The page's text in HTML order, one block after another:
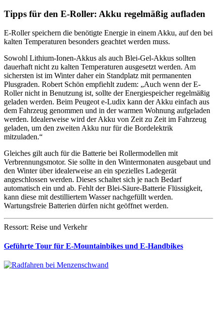
Tipps für den E-Roller: Akku regelmäßig aufladen
E-Roller speichern die benötigte Energie in einem Akku, auf den bei
kalten Temperaturen besonders geachtet werden muss.
Sowohl Lithium-Ionen-Akkus als auch Blei-Gel-Akkus sollten
dauerhaft nicht zu kalten Temperaturen ausgesetzt werden. Am
sichersten ist im Winter daher ein Standplatz mit permanenten
Plusgraden. Robert Schön empfiehlt zudem: „Auch wenn der E-
Roller nicht in Benutzung ist, sollte der Energiespeicher regelmäßig
geladen werden. Beim Peugeot e-Ludix kann der Akku einfach aus
dem Fahrzeug genommen und in der warmen Wohnung aufgeladen
werden. Idealerweise wird der Akku von Zeit zu Zeit im Fahrzeug
geladen, um den zweiten Akku nur für die Bordelektrik
mitzuladen.“
Gleiches gilt auch für die Batterie bei Rollermodellen mit
Verbrennungsmotor. Sie sollte in den Wintermonaten ausgebaut und
den Winter über idealerweise an ein spezielles Ladegerät
angeschlossen werden. Dieses schaltet sich je nach Bedarf
automatisch ein und ab. Fehlt der Blei-Säure-Batterie Flüssigkeit,
kann diese mit destilliertem Wasser nachgefüllt werden.
Wartungsfreie Batterien dürfen nicht geöffnet werden.
Ressort: Reise und Verkehr
Geführte Tour für E-Mountainbikes und E-Handbikes